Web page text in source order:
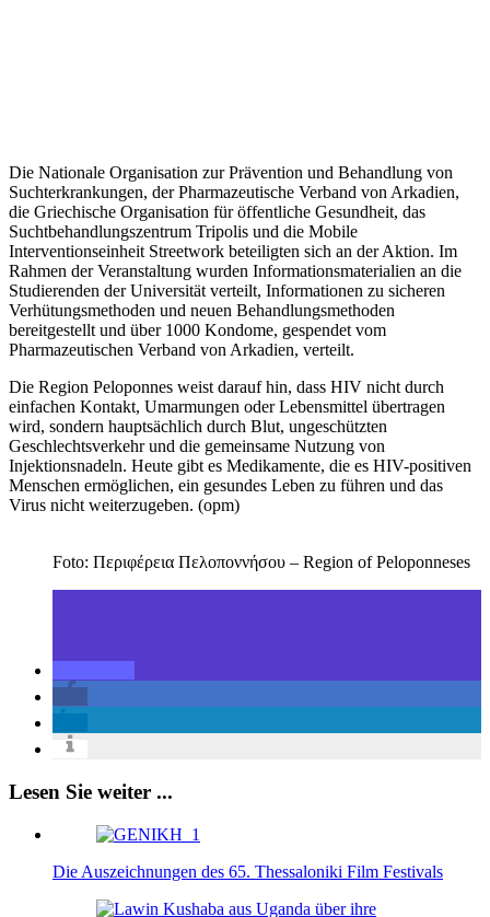
Die Nationale Organisation zur Prävention und Behandlung von
Suchterkrankungen, der Pharmazeutische Verband von Arkadien,
die Griechische Organisation für öffentliche Gesundheit, das
Suchtbehandlungszentrum Tripolis und die Mobile
Interventionseinheit Streetwork beteiligten sich an der Aktion. Im
Rahmen der Veranstaltung wurden Informationsmaterialien an die
Studierenden der Universität verteilt, Informationen zu sicheren
Verhütungsmethoden und neuen Behandlungsmethoden
bereitgestellt und über 1000 Kondome, gespendet vom
Pharmazeutischen Verband von Arkadien, verteilt.
Die Region Peloponnes weist darauf hin, dass HIV nicht durch
einfachen Kontakt, Umarmungen oder Lebensmittel übertragen
wird, sondern hauptsächlich durch Blut, ungeschützten
Geschlechtsverkehr und die gemeinsame Nutzung von
Injektionsnadeln. Heute gibt es Medikamente, die es HIV-positiven
Menschen ermöglichen, ein gesundes Leben zu führen und das
Virus nicht weiterzugeben. (opm)
Foto: Περιφέρεια Πελοποννήσου – Region of Peloponneses
Lesen Sie weiter ...
Die Auszeichnungen des 65. Thessaloniki Film Festivals